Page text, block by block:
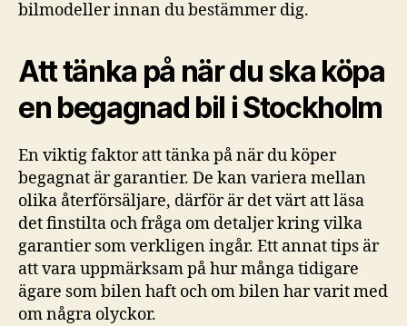
bilmodeller innan du bestämmer dig.
Att tänka på när du ska köpa
en begagnad bil i Stockholm
En viktig faktor att tänka på när du köper
begagnat är garantier. De kan variera mellan
olika återförsäljare, därför är det värt att läsa
det finstilta och fråga om detaljer kring vilka
garantier som verkligen ingår. Ett annat tips är
att vara uppmärksam på hur många tidigare
ägare som bilen haft och om bilen har varit med
om några olyckor.